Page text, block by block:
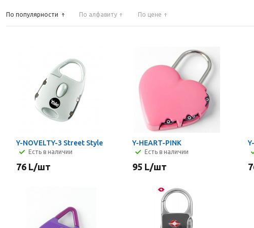
По популярности По алфавиту По цене
Y-NOVELTY-3 Street Style
Есть в наличии
76 L/шт
Y-HEART-PINK
Есть в наличии
95 L/шт